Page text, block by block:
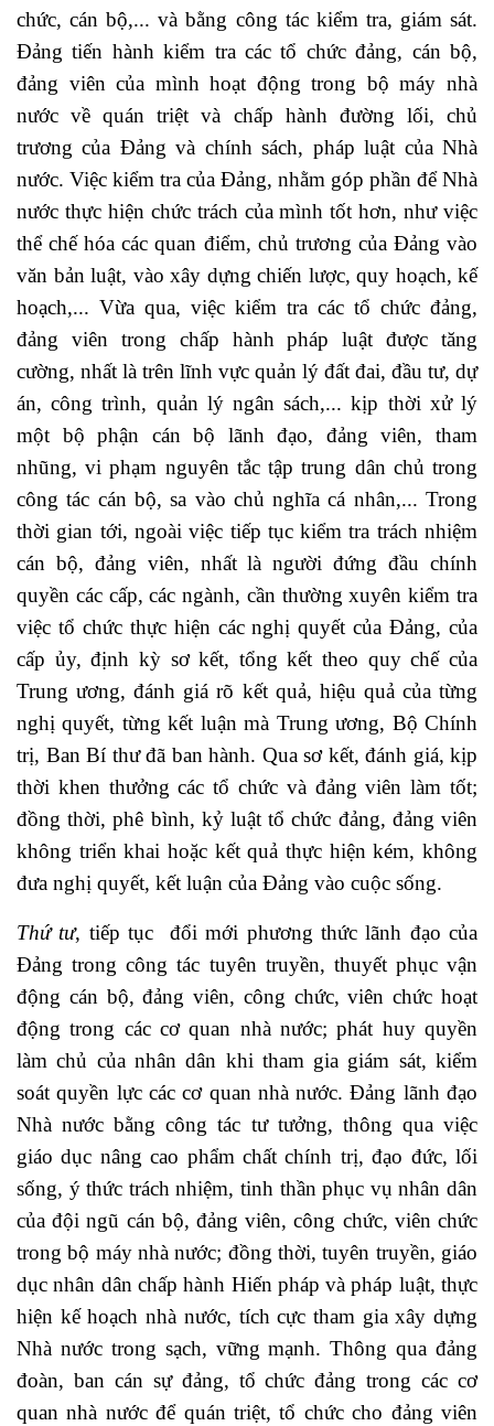
chức, cán bộ,... và bằng công tác kiểm tra, giám sát.
Đảng tiến hành kiểm tra các tổ chức đảng, cán bộ,
đảng viên của mình hoạt động trong bộ máy nhà
nước về quán triệt và chấp hành đường lối, chủ
trương của Đảng và chính sách, pháp luật của Nhà
nước. Việc kiểm tra của Đảng, nhằm góp phần để Nhà
nước thực hiện chức trách của mình tốt hơn, như việc
thể chế hóa các quan điểm, chủ trương của Đảng vào
văn bản luật, vào xây dựng chiến lược, quy hoạch, kế
hoạch,... Vừa qua, việc kiểm tra các tổ chức đảng,
đảng viên trong chấp hành pháp luật được tăng
cường, nhất là trên lĩnh vực quản lý đất đai, đầu tư, dự
án, công trình, quản lý ngân sách,... kịp thời xử lý
một bộ phận cán bộ lãnh đạo, đảng viên, tham
nhũng, vi phạm nguyên tắc tập trung dân chủ trong
công tác cán bộ, sa vào chủ nghĩa cá nhân,... Trong
thời gian tới, ngoài việc tiếp tục kiểm tra trách nhiệm
cán bộ, đảng viên, nhất là người đứng đầu chính
quyền các cấp, các ngành, cần thường xuyên kiểm tra
việc tổ chức thực hiện các nghị quyết của Đảng, của
cấp ủy, định kỳ sơ kết, tổng kết theo quy chế của
Trung ương, đánh giá rõ kết quả, hiệu quả của từng
nghị quyết, từng kết luận mà Trung ương, Bộ Chính
trị, Ban Bí thư đã ban hành. Qua sơ kết, đánh giá, kịp
thời khen thưởng các tổ chức và đảng viên làm tốt;
đồng thời, phê bình, kỷ luật tổ chức đảng, đảng viên
không triển khai hoặc kết quả thực hiện kém, không
đưa nghị quyết, kết luận của Đảng vào cuộc sống.
Thứ tư, tiếp tục đổi mới phương thức lãnh đạo của
Đảng trong công tác tuyên truyền, thuyết phục vận
động cán bộ, đảng viên, công chức, viên chức hoạt
động trong các cơ quan nhà nước; phát huy quyền
làm chủ của nhân dân khi tham gia giám sát, kiểm
soát quyền lực các cơ quan nhà nước. Đảng lãnh đạo
Nhà nước bằng công tác tư tưởng, thông qua việc
giáo dục nâng cao phẩm chất chính trị, đạo đức, lối
sống, ý thức trách nhiệm, tinh thần phục vụ nhân dân
của đội ngũ cán bộ, đảng viên, công chức, viên chức
trong bộ máy nhà nước; đồng thời, tuyên truyền, giáo
dục nhân dân chấp hành Hiến pháp và pháp luật, thực
hiện kế hoạch nhà nước, tích cực tham gia xây dựng
Nhà nước trong sạch, vững mạnh. Thông qua đảng
đoàn, ban cán sự đảng, tổ chức đảng trong các cơ
quan nhà nước để quán triệt, tổ chức cho đảng viên